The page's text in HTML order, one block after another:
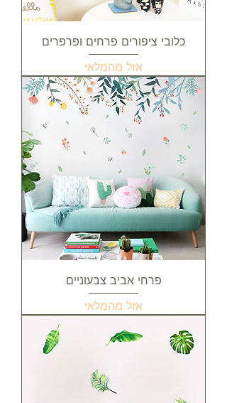
כלובי ציפורים פרחים ופרפרים
אזל מהמלאי
פרחי אביב צבעוניים
אזל מהמלאי